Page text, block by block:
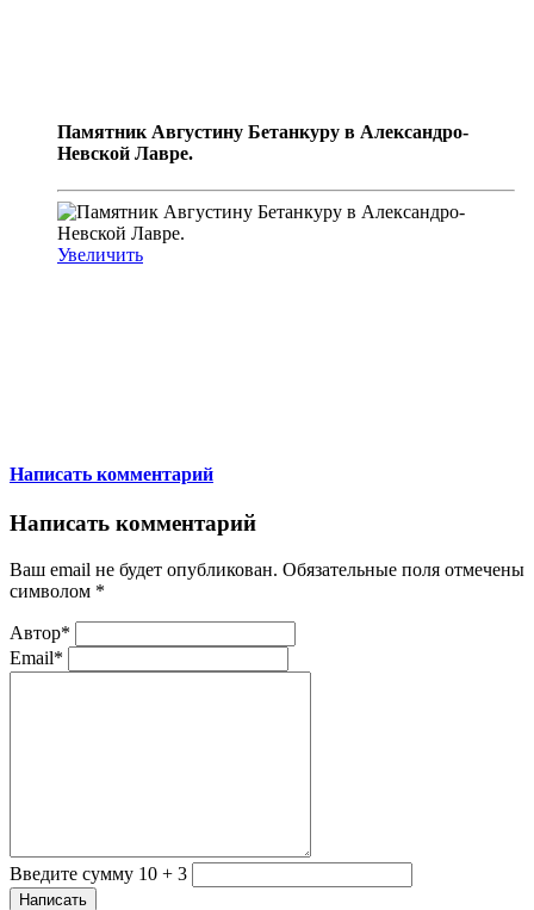
Памятник Августину Бетанкуру в Александро-
Невской Лавре.
Увеличить
Написать комментарий
Написать комментарий
Ваш email не будет опубликован. Обязательные поля отмечены
символом *
Автор*
Email*
Введите сумму 10 + 3
Написать